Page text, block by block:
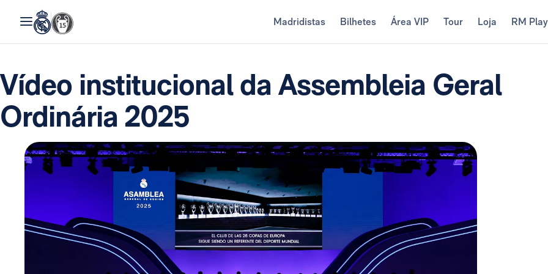
Madridistas Bilhetes Área VIP Tour Loja RM Play
Vídeo institucional da Assembleia Geral
Ordinária 2025